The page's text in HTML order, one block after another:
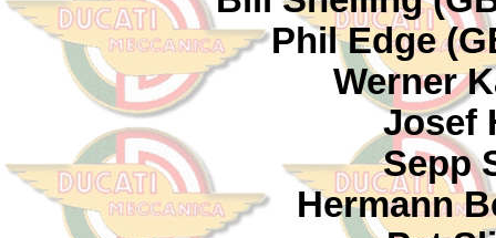
Phil Edge
Werner
Josef
Sepp
Hermann